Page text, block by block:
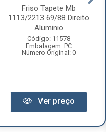
Friso Tapete Mb
1113/2213 69/88 Direito
Aluminio
Código: 11578
Embalagem: PC
Número Original: 0
Ver preço